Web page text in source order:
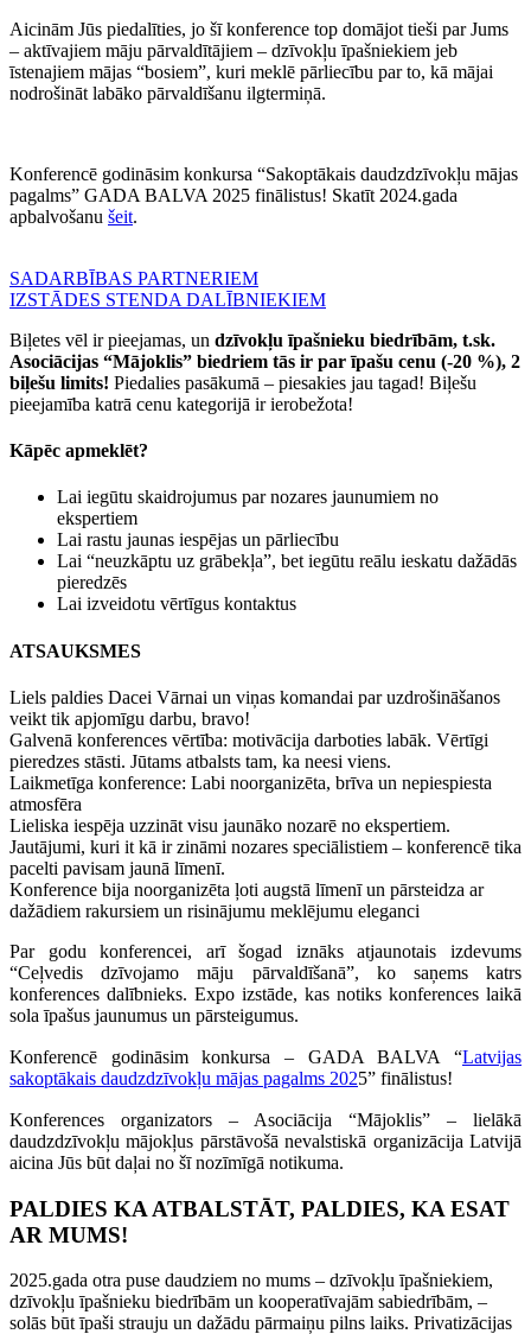
Aicinām Jūs piedalīties, jo šī konference top domājot tieši par Jums
– aktīvajiem māju pārvaldītājiem – dzīvokļu īpašniekiem jeb
īstenajiem mājas “bosiem”, kuri meklē pārliecību par to, kā mājai
nodrošināt labāko pārvaldīšanu ilgtermiņā.
Konferencē godināsim konkursa “Sakoptākais daudzdzīvokļu mājas
pagalms” GADA BALVA 2025 finālistus! Skatīt 2024.gada
apbalvošanu šeit.
SADARBĪBAS PARTNERIEM
IZSTĀDES STENDA DALĪBNIEKIEM
Biļetes vēl ir pieejamas, un dzīvokļu īpašnieku biedrībām, t.sk.
Asociācijas “Mājoklis” biedriem tās ir par īpašu cenu (-20 %), 2
biļešu limits! Piedalies pasākumā – piesakies jau tagad! Biļešu
pieejamība katrā cenu kategorijā ir ierobežota!
Kāpēc apmeklēt?
Lai iegūtu skaidrojumus par nozares jaunumiem no
ekspertiem
Lai rastu jaunas iespējas un pārliecību
Lai “neuzkāptu uz grābekļa”, bet iegūtu reālu ieskatu dažādās
pieredzēs
Lai izveidotu vērtīgus kontaktus
ATSAUKSMES
Liels paldies Dacei Vārnai un viņas komandai par uzdrošināšanos
veikt tik apjomīgu darbu, bravo!
Galvenā konferences vērtība: motivācija darboties labāk. Vērtīgi
pieredzes stāsti. Jūtams atbalsts tam, ka neesi viens.
Laikmetīga konference: Labi noorganizēta, brīva un nepiespiesta
atmosfēra
Lieliska iespēja uzzināt visu jaunāko nozarē no ekspertiem.
Jautājumi, kuri it kā ir zināmi nozares speciālistiem – konferencē tika
pacelti pavisam jaunā līmenī.
Konference bija noorganizēta ļoti augstā līmenī un pārsteidza ar
dažādiem rakursiem un risinājumu meklējumu eleganci
Par godu konferencei, arī šogad iznāks atjaunotais izdevums
“Ceļvedis dzīvojamo māju pārvaldīšanā”, ko saņems katrs
konferences dalībnieks. Expo izstāde, kas notiks konferences laikā
sola īpašus jaunumus un pārsteigumus.
Konferencē godināsim konkursa – GADA BALVA “Latvijas
sakoptākais daudzdzīvokļu mājas pagalms 2025” finālistus!
Konferences organizators – Asociācija “Mājoklis” – lielākā
daudzdzīvokļu mājokļus pārstāvošā nevalstiskā organizācija Latvijā
aicina Jūs būt daļai no šī nozīmīgā notikuma.
PALDIES KA ATBALSTĀT, PALDIES, KA ESAT
AR MUMS!
2025.gada otra puse daudziem no mums – dzīvokļu īpašniekiem,
dzīvokļu īpašnieku biedrībām un kooperatīvajām sabiedrībām, –
solās būt īpaši strauju un dažādu pārmaiņu pilns laiks. Privatizācijas